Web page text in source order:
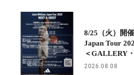
8/25（火）開
Japan Tour
＜GALLERY
2026.08.08